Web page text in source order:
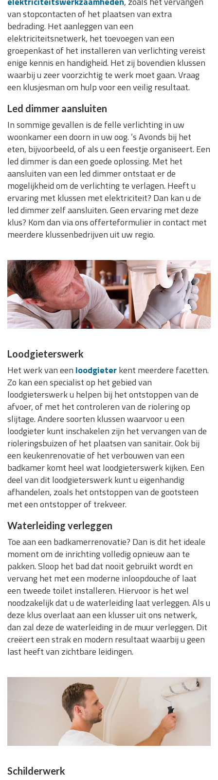
van stopcontacten of het plaatsen van extra
bedrading. Het aanleggen van een
elektriciteitsnetwerk, het toevoegen van een
groepenkast of het installeren van verlichting vereist
enige kennis en handigheid. Het zij bovendien klussen
waarbij u zeer voorzichtig te werk moet gaan. Vraag
een klusjesman om hulp voor een veilig resultaat.
Led dimmer aansluiten
In sommige gevallen is de felle verlichting in uw
woonkamer een doorn in uw oog. ’s Avonds bij het
eten, bijvoorbeeld, of als u een feestje organiseert. Een
led dimmer is dan een goede oplossing. Met het
aansluiten van een led dimmer ontstaat er de
mogelijkheid om de verlichting te verlagen. Heeft u
ervaring met klussen met elektriciteit? Dan kan u de
led dimmer zelf aansluiten. Geen ervaring met deze
klus? Kom dan via ons offerteformulier in contact met
meerdere klussenbedrijven uit uw regio.
Loodgieterswerk
Het werk van een loodgieterkent meerdere facetten.
Zo kan een specialist op het gebied van
loodgieterswerk u helpen bij het ontstoppen van de
afvoer, of met het controleren van de riolering op
slijtage. Andere soorten klussen waarvoor u een
loodgieter kunt inschakelen zijn het vervangen van de
rioleringsbuizen of het plaatsen van sanitair. Ook bij
een keukenrenovatie of het verbouwen van een
badkamer komt heel wat loodgieterswerk kijken. Een
deel van dit loodgieterswerk kunt u eigenhandig
afhandelen, zoals het ontstoppen van de gootsteen
met een ontstopper of trekveer.
Waterleiding verleggen
Toe aan een badkamerrenovatie? Dan is dit het ideale
moment om de inrichting volledig opnieuw aan te
pakken. Sloop het bad dat nooit gebruikt wordt en
vervang het met een moderne inloopdouche of laat
een tweede toilet installeren. Hiervoor is het wel
noodzakelijk dat u de waterleiding laat verleggen. Als u
deze klus overlaat aan een klusser uit ons netwerk,
dan zal deze de waterleiding in de muur verleggen. Dit
creëert een strak en modern resultaat waarbij u geen
last heeft van zichtbare leidingen.
Schilderwerk